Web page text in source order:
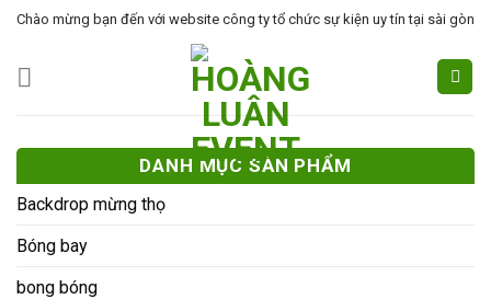
Skip
content
Chào mừng bạn đến với website công ty tổ chức sự kiện uy tín tại sài gòn
DANH MỤC SẢN PHẨM
Backdrop mừng thọ
Bóng bay
bong bóng